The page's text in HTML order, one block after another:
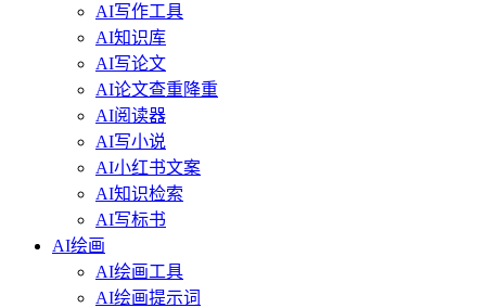
AI写作工具
AI知识库
AI写论文
AI论文查重降重
AI阅读器
AI写小说
AI小红书文案
AI知识检索
AI写标书
AI绘画
AI绘画工具
AI绘画提示词